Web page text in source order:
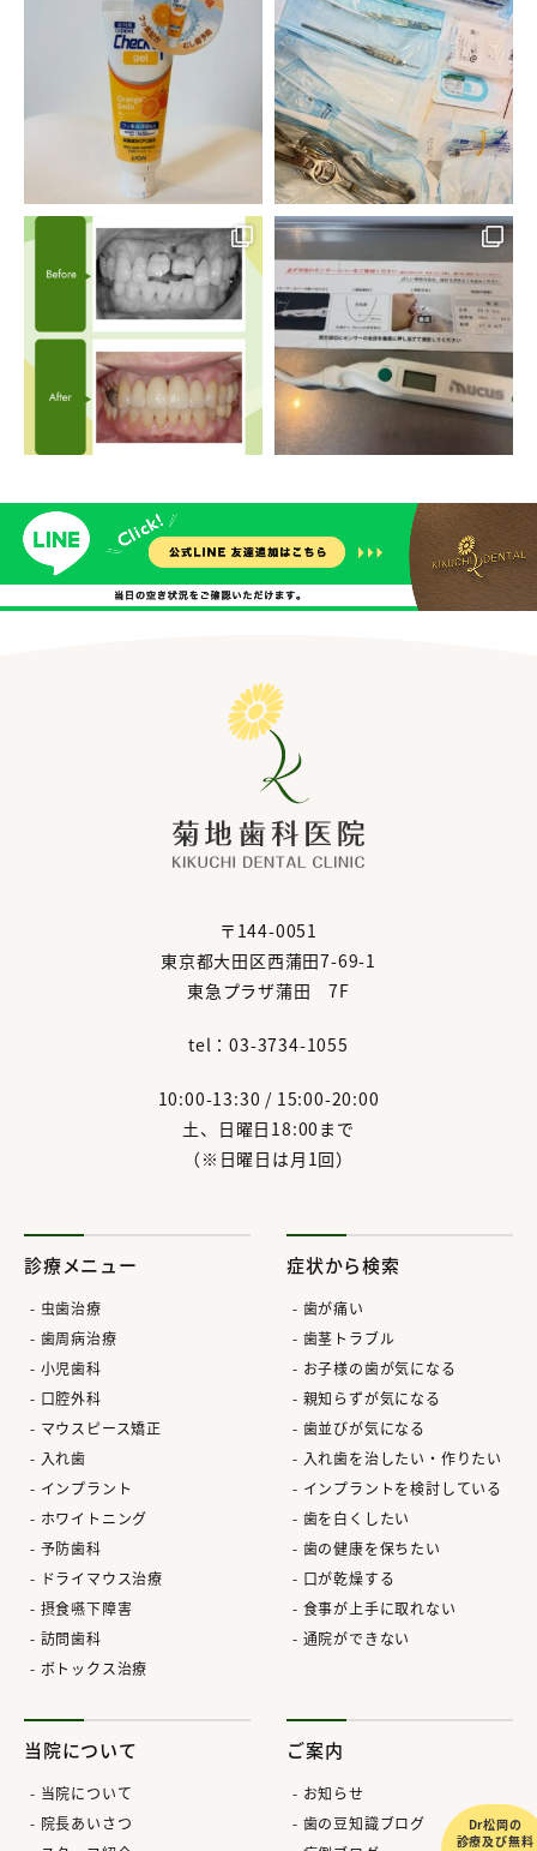
〒144-0051
東京都大田区西蒲田7-69-1
東急プラザ蒲田 7F
tel：03-3734-1055
10:00-13:30 / 15:00-20:00
土、日曜日18:00まで
（※日曜日は月1回）
診療メニュー
虫歯治療
歯周病治療
小児歯科
口腔外科
マウスピース矯正
入れ歯
インプラント
ホワイトニング
予防歯科
ドライマウス治療
摂食嚥下障害
訪問歯科
ボトックス治療
症状から検索
歯が痛い
歯茎トラブル
お子様の歯が気になる
親知らずが気になる
歯並びが気になる
入れ歯を治したい・作りたい
インプラントを検討している
歯を白くしたい
歯の健康を保ちたい
口が乾燥する
食事が上手に取れない
通院ができない
当院について
当院について
院長あいさつ
ご案内
お知らせ
歯の豆知識ブログ
Dr松岡の
診療及び無料